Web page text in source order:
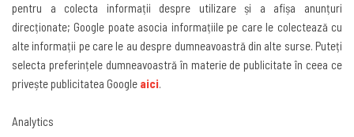
pentru a colecta informații despre utilizare și a afișa anunțuri
direcționate; Google poate asocia informațiile pe care le colectează cu
alte informații pe care le au despre dumneavoastră din alte surse. Puteți
selecta preferințele dumneavoastră în materie de publicitate în ceea ce
privește publicitatea Google aici.
Analytics